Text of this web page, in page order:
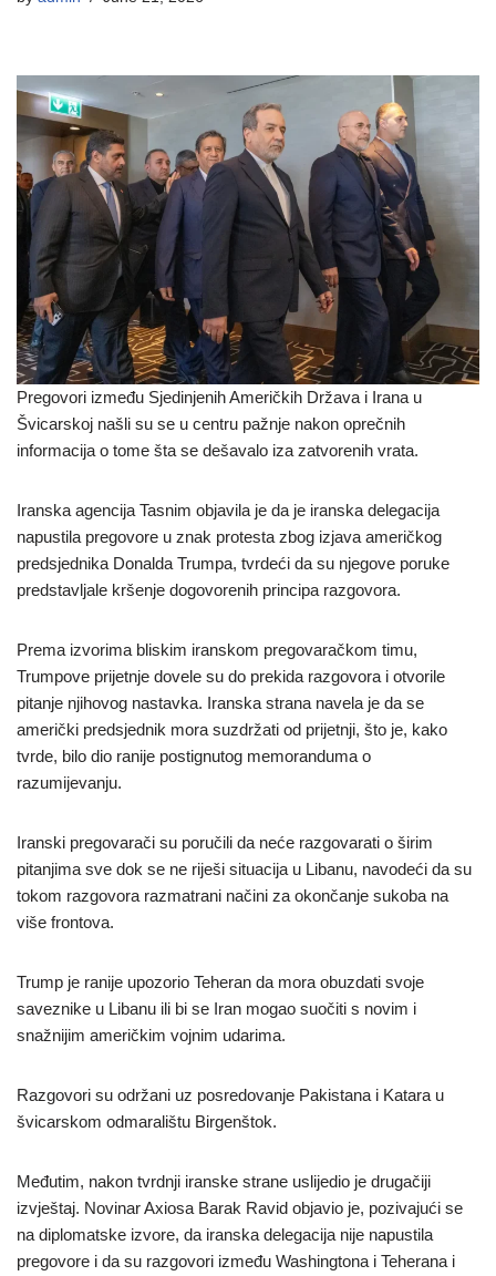
Pregovori između Sjedinjenih Američkih Država i Irana u
Švicarskoj našli su se u centru pažnje nakon oprečnih
informacija o tome šta se dešavalo iza zatvorenih vrata.
Iranska agencija Tasnim objavila je da je iranska delegacija
napustila pregovore u znak protesta zbog izjava američkog
predsjednika Donalda Trumpa, tvrdeći da su njegove poruke
predstavljale kršenje dogovorenih principa razgovora.
Prema izvorima bliskim iranskom pregovaračkom timu,
Trumpove prijetnje dovele su do prekida razgovora i otvorile
pitanje njihovog nastavka. Iranska strana navela je da se
američki predsjednik mora suzdržati od prijetnji, što je, kako
tvrde, bilo dio ranije postignutog memoranduma o
razumijevanju.
Iranski pregovarači su poručili da neće razgovarati o širim
pitanjima sve dok se ne riješi situacija u Libanu, navodeći da su
tokom razgovora razmatrani načini za okončanje sukoba na
više frontova.
Trump je ranije upozorio Teheran da mora obuzdati svoje
saveznike u Libanu ili bi se Iran mogao suočiti s novim i
snažnijim američkim vojnim udarima.
Razgovori su održani uz posredovanje Pakistana i Katara u
švicarskom odmaralištu Birgenštok.
Međutim, nakon tvrdnji iranske strane uslijedio je drugačiji
izvještaj. Novinar Axiosa Barak Ravid objavio je, pozivajući se
na diplomatske izvore, da iranska delegacija nije napustila
pregovore i da su razgovori između Washingtona i Teherana i